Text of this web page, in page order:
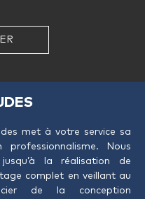
met à votre service sa
Nous
la réalisation de
complet en veillant au
de la conception